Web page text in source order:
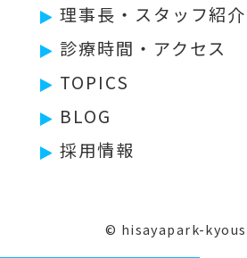
理事長・スタッフ紹介
診療時間・アクセス
TOPICS
BLOG
採用情報
© hisayapark-